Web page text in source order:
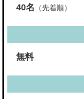
40名 （先着順）
無料